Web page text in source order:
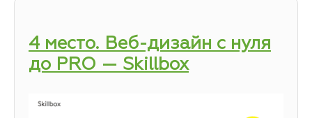
4 место. Веб-дизайн с нуля
до PRO — Skillbox